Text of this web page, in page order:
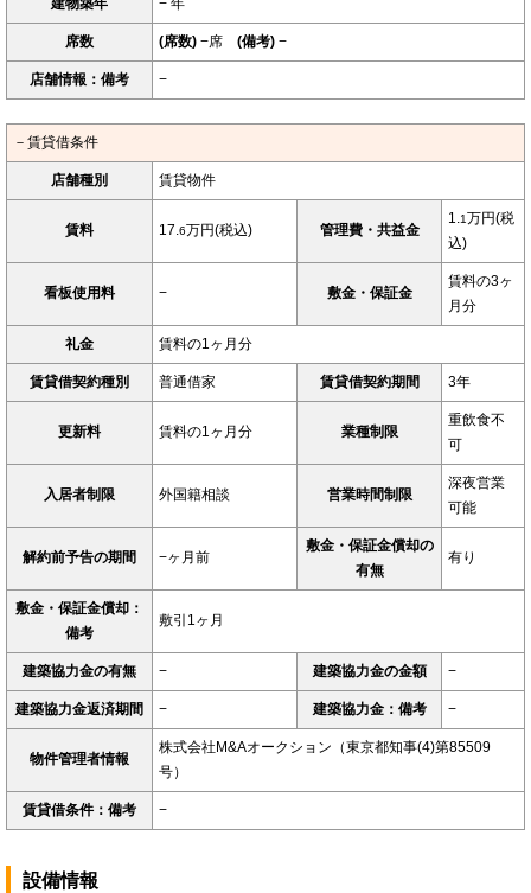
建物築年 − 年
席数 (席数) −席 (備考) −
店舗情報：備考 −
－賃貸借条件
店舗種別 賃貸物件
賃料 17.6万円(税込) 管理費・共益金
1.1万円(税
込)
看板使用料 − 敷金・保証金
賃料の3ヶ
月分
礼金 賃料の1ヶ月分
賃貸借契約種別 普通借家 賃貸借契約期間 3年
更新料 賃料の1ヶ月分 業種制限
重飲食不
可
入居者制限 外国籍相談 営業時間制限
深夜営業
可能
解約前予告の期間 −ヶ月前
敷金・保証金償却の
有無
有り
敷金・保証金償却：
備考
敷引1ヶ月
建築協力金の有無 − 建築協力金の金額 −
建築協力金返済期間 − 建築協力金：備考 −
物件管理者情報
株式会社M&Aオークション（東京都知事(4)第85509
号）
賃貸借条件：備考 −
設備情報